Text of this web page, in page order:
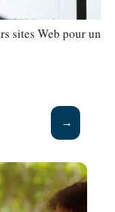
sites Web pour un